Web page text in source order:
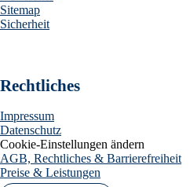
Sitemap
Sicherheit
Rechtliches
Impressum
Datenschutz
Cookie-Einstellungen ändern
AGB, Rechtliches & Barrierefreiheit
Preise & Leistungen